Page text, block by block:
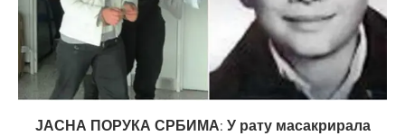
ЈАСНА ПОРУКА СРБИМА: У рату масакрирала